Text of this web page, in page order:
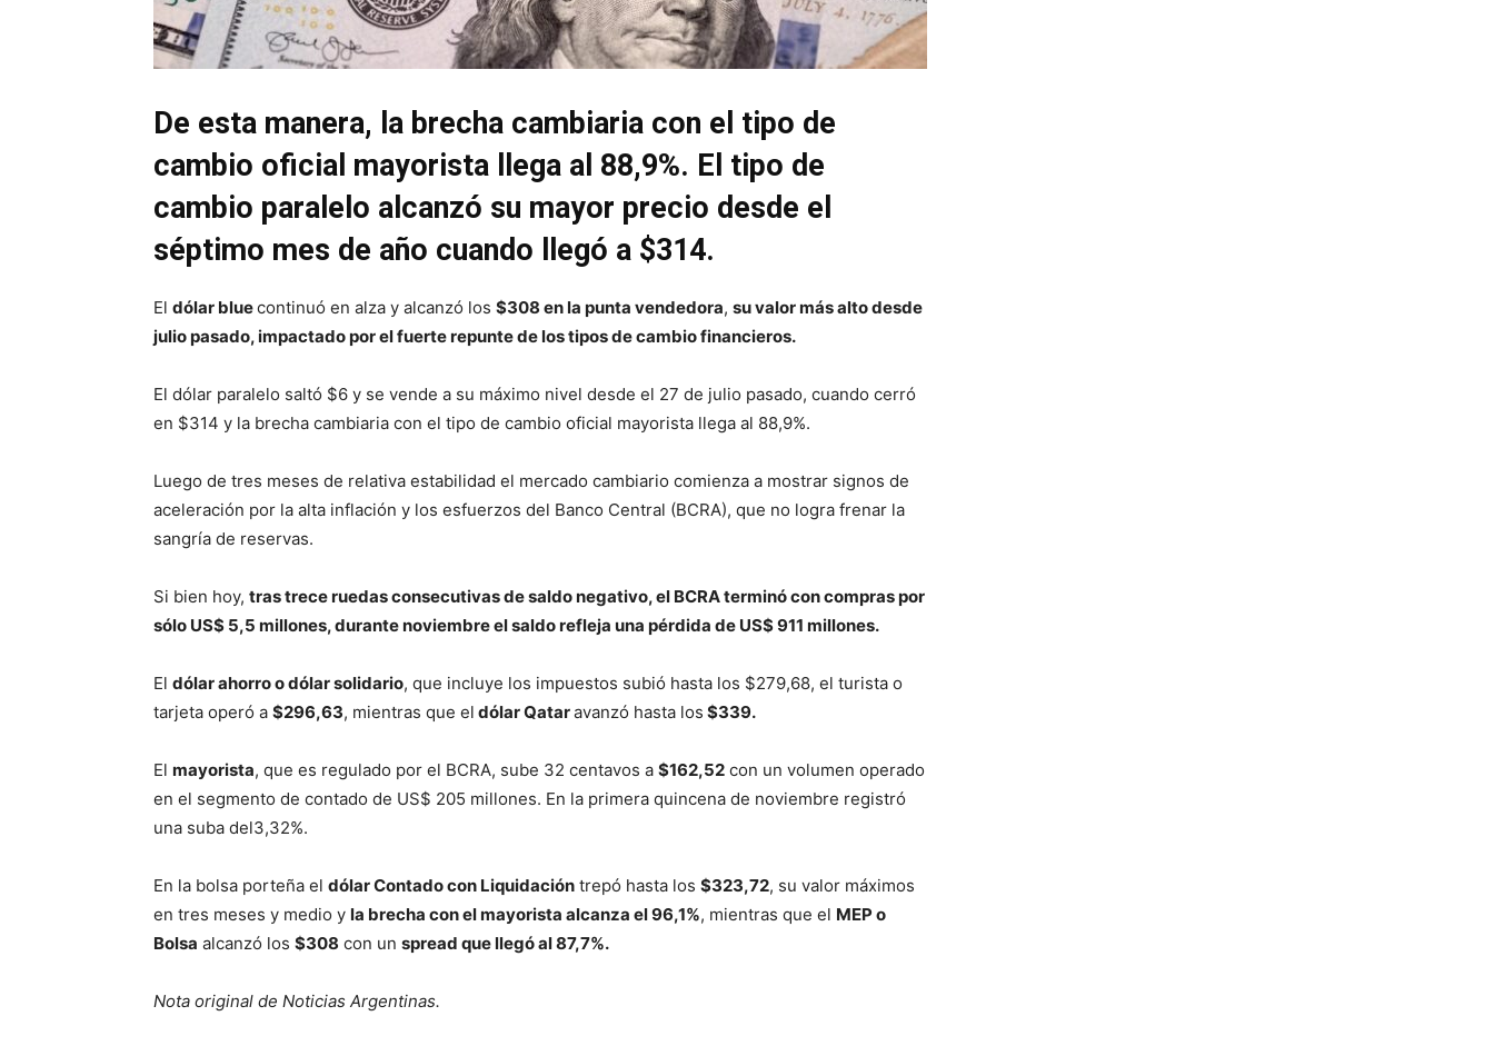
De esta manera, la brecha cambiaria con el tipo de
cambio oficial mayorista llega al 88,9%. El tipo de
cambio paralelo alcanzó su mayor precio desde el
séptimo mes de año cuando llegó a $314.
El dólar bluecontinuó en alza y alcanzó los $308 en la punta vendedora, su valor más alto desde
julio pasado, impactado por el fuerte repunte de los tipos de cambio financieros.
El dólar paralelo saltó $6 y se vende a su máximo nivel desde el 27 de julio pasado, cuando cerró
en $314 y la brecha cambiaria con el tipo de cambio oficial mayorista llega al 88,9%.
Luego de tres meses de relativa estabilidad el mercado cambiario comienza a mostrar signos de
aceleración por la alta inflación y los esfuerzos del Banco Central (BCRA), que no logra frenar la
sangría de reservas.
Si bien hoy, tras trece ruedas consecutivas de saldo negativo, el BCRA terminó con compras por
sólo US$ 5,5 millones, durante noviembre el saldo refleja una pérdida de US$ 911 millones.
El dólar ahorro o dólar solidario, que incluye los impuestos subió hasta los $279,68, el turista o
tarjeta operó a $296,63, mientras que el dólar Qataravanzó hasta los $339.
El mayorista, que es regulado por el BCRA, sube 32 centavos a $162,52 con un volumen operado
en el segmento de contado de US$ 205 millones. En la primera quincena de noviembre registró
una suba del3,32%.
En la bolsa porteña el dólar Contado con Liquidación trepó hasta los $323,72, su valor máximos
en tres meses y medio y la brecha con el mayorista alcanza el 96,1%, mientras que el MEP o
Bolsa alcanzó los $308 con un spread que llegó al 87,7%.
Nota original de Noticias Argentinas.